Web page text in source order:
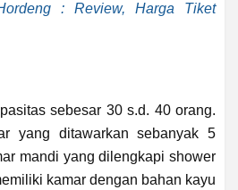
: Review, Harga Tiket
sebesar 30 s.d. 40 orang.
yang ditawarkan sebanyak 5
mandi yang dilengkapi shower
kamar dengan bahan kayu